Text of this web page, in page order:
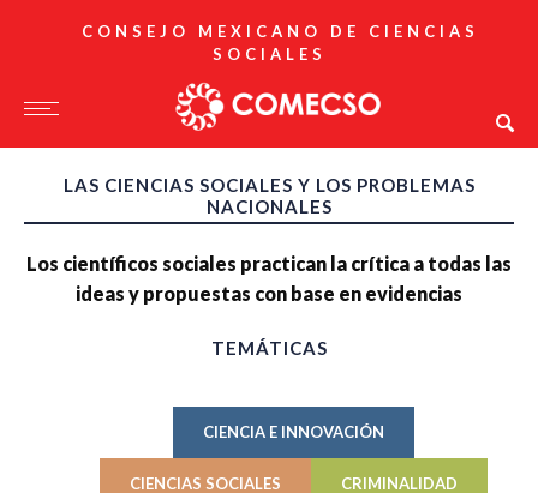
CONSEJO MEXICANO DE CIENCIAS
SOCIALES
LAS CIENCIAS SOCIALES Y LOS PROBLEMAS
NACIONALES
Los científicos sociales practican la crítica a todas las
ideas y propuestas con base en evidencias
TEMÁTICAS
CIENCIA E INNOVACIÓN
CIENCIAS SOCIALES CRIMINALIDAD